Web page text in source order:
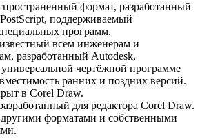
формат, разработанный
поддерживаемый
программ.
всем инженерам и
разработанный Autodesk,
чертёжной программе
ранних и поздних версий.
в Corel Draw.
для редактора Corel Draw.
форматами и собственными